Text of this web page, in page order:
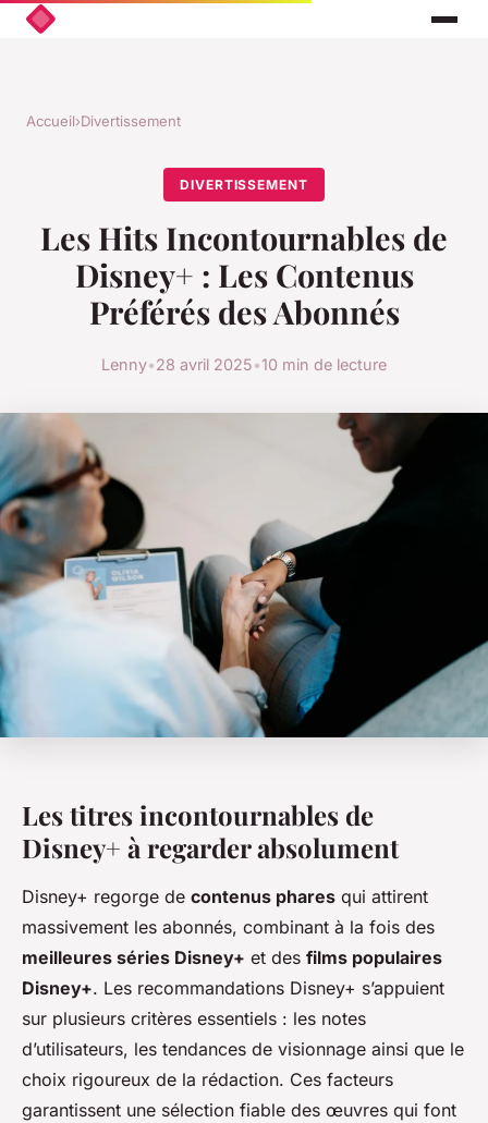
Accueil›Divertissement
DIVERTISSEMENT
Les Hits Incontournables de
Disney+ : Les Contenus
Préférés des Abonnés
Lenny•28 avril 2025•10 min de lecture
Les titres incontournables de
Disney+ à regarder absolument
Disney+ regorge de contenus phares qui attirent
massivement les abonnés, combinant à la fois des
meilleures séries Disney+ et des films populaires
Disney+. Les recommandations Disney+ s’appuient
sur plusieurs critères essentiels : les notes
d’utilisateurs, les tendances de visionnage ainsi que le
choix rigoureux de la rédaction. Ces facteurs
garantissent une sélection fiable des œuvres qui font